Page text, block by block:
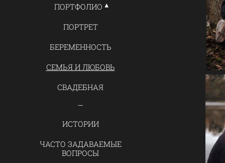
ПОРТФОЛИО
ПОРТРЕТ
БЕРЕМЕННОСТЬ
СЕМЬЯ И ЛЮБОВЬ
СВАДЕБНАЯ
ИСТОРИИ
ЧАСТО ЗАДАВАЕМЫЕ
ВОПРОСЫ